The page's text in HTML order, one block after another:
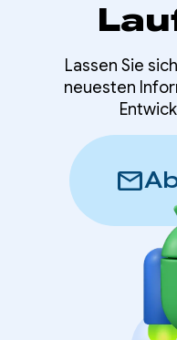
Lassen Sie
neuesten
mail